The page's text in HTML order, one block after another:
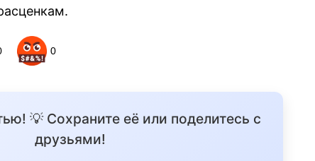
0
💡 Сохраните её или поделитесь с
друзьями!